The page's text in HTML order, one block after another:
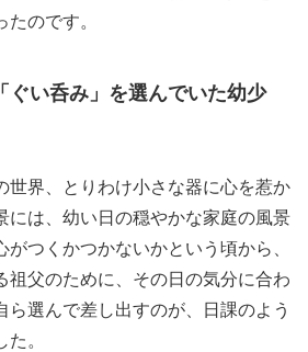
のです。
ぐい呑み」を選んでいた幼少
世界、とりわけ小さな器に心を惹か
には、幼い日の穏やかな家庭の風景
がつくかつかないかという頃から、
祖父のために、その日の気分に合わ
ら選んで差し出すのが、日課のよう
。